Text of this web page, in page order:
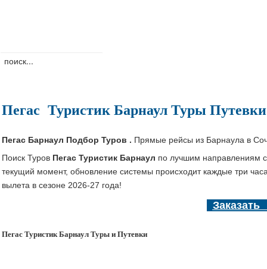
Пегас Туристик Барнаул Туры
Пегас Барнаул Подбор Туров . Прямые рейсы из Барнаула в
Поиск Туров Пегас Туристик Барнаул по лучшим направлениям
текущий момент, обновление системы происходит каждые три
вылета в сезоне 2026-27 года!
Заказать
Пегас Туристик Барнаул Туры и Путевки